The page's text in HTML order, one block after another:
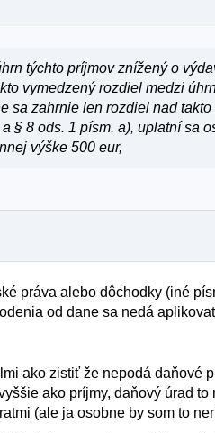
týchto príjmov znížený o
vymedzený rozdiel medzi
sa zahrnie len rozdiel nad
§ 8 ods. 1 písm. a), uplatní sa
výške 500 eur,
práva alebo dôchodky (iné
od dane sa nedá
ako zistiť že nepodá daňové
ako príjmy, daňový úrad
(ale ja osobne by som to